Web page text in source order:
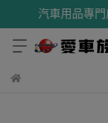
汽車用品專